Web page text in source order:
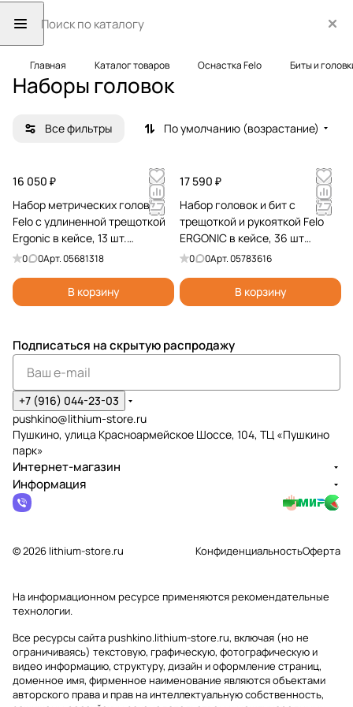
Главная Каталог товаров Оснастка Felo Биты и
Наборы головок
Все фильтры По умолчанию (возрастание)
16 050 ₽
Набор метрических головок
Felo с удлиненной трещоткой
Ergonic в кейсе, 13 шт.
05681318
0 0Арт.05681318
В корзину
17 590 ₽
Набор головок и бит с
трещоткой и рукояткой Felo
ERGONIC в кейсе, 36 шт
05783616
0 0Арт.05783616
В корзину
Подписаться на скрытую распродажу
+7 (916) 044-23-03
pushkino@lithium-store.ru
Пушкино, улица Красноармейское Шоссе, 104, ТЦ «Пушкино
парк»
Интернет-магазин
Информация
© 2026 lithium-store.ru КонфиденциальностьОферта
На информационном ресурсе применяютсярекомендательные
технологии.
Все ресурсы сайта pushkino.lithium-store.ru, включая (но не
ограничиваясь) текстовую, графическую, фотографическую и
видео информацию, структуру, дизайн и оформление страниц,
доменное имя, фирменное наименование являются объектами
авторского права и прав на интеллектуальную собственность,